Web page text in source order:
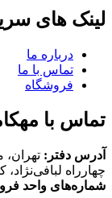
لینک های
درباره ما
تماس با ما
فروشگاه
تماس با
آدرس دفتر: تهران،
چهارراه لبافی‌نژاد، کوچه
شماره‌های واحد